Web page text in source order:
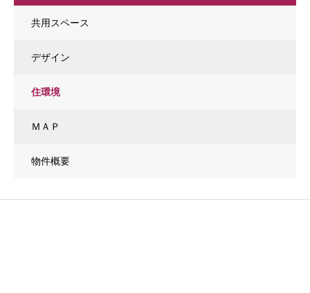
共用スペース
デザイン
住環境
ＭＡＰ
物件概要